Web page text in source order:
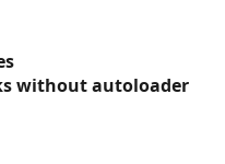
without autoloader